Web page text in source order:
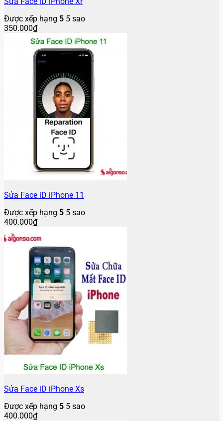
Được xếp hạng 5 5 sao
350.000₫
Sửa Face iD iPhone 11
Được xếp hạng 5 5 sao
400.000₫
Sửa Face iD iPhone Xs
Được xếp hạng 5 5 sao
400.000₫